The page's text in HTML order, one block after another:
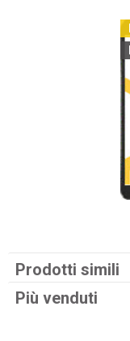
Prodotti simili
Più venduti